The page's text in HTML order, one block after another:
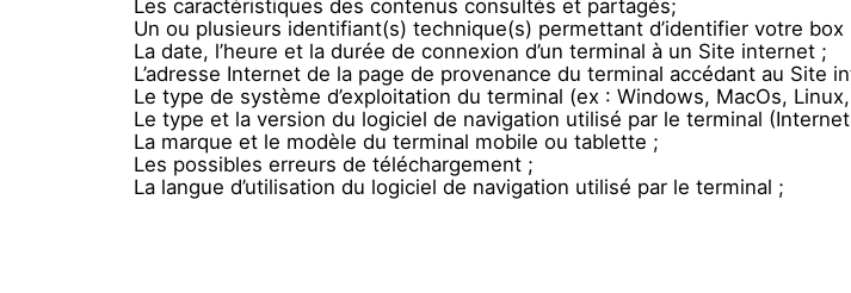
Les caractéristiques des contenus consultés et partagés;
Un ou plusieurs identifiant(s) technique(s) permettant d’identifier votre
La date, l’heure et la durée de connexion d’un terminal à un Site internet ;
L’adresse Internet de la page de provenance du terminal accédant au Site
Le type de système d’exploitation du terminal (ex : Windows, MacOs,
Le type et la version du logiciel de navigation utilisé par le terminal
La marque et le modèle du terminal mobile ou tablette ;
Les possibles erreurs de téléchargement ;
La langue d’utilisation du logiciel de navigation utilisé par le terminal ;